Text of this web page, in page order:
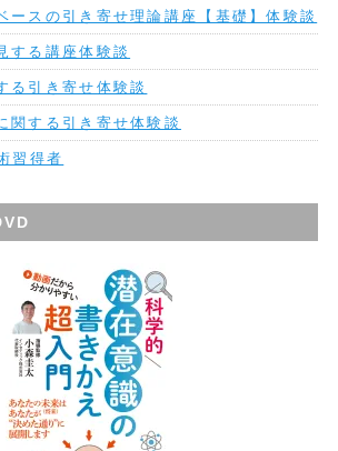
ースの引き寄せ理論講座【基礎】体験談
する講座体験談
る引き寄せ体験談
関する引き寄せ体験談
習得者